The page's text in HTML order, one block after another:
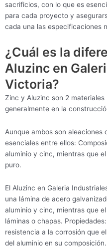
sacrificios, con lo que es
para cada proyecto y
cada una las especificaciones
¿Cuál es la
Aluzinc en
Victoria?
Zinc y Aluzinc son 2
generalmente en la
Aunque ambos son
esenciales entre ellos:
aluminio y cinc, mientras que
puro.
El Aluzinc en Galeria
una lámina de acero
aluminio y cinc, mientras que
láminas o chapas.
resistencia a la corrosión que
del aluminio en su composición.